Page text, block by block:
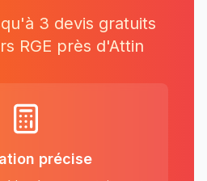
3 devis gratuits
RGE près d'Attin
précise